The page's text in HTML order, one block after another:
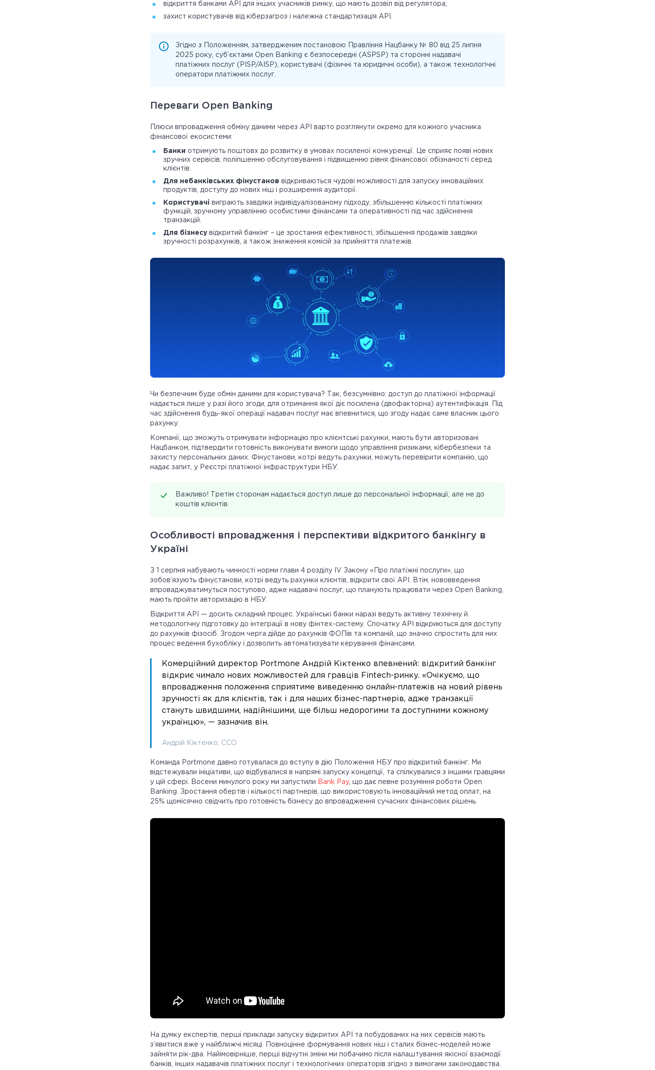
відкриття банками API для інших учасників ринку, що мають дозвіл від регулятора;
захист користувачів від кіберзагроз і належна стандартизація API.
Згідно з Положенням, затвердженим постановою Правління Нацбанку № 80 від 25 липня
2025 року, суб’єктами Open Banking є безпосередні (ASPSP) та сторонні надавачі
платіжних послуг (PISP/AISP), користувачі (фізичні та юридичні особи), а також технологічні
оператори платіжних послуг.
Переваги Open Banking
Плюси впровадження обміну даними через API варто розглянути окремо для кожного учасника
фінансової екосистеми:
Банки отримують поштовх до розвитку в умовах посиленої конкуренції. Це сприяє появі нових
зручних сервісів, поліпшенню обслуговування і підвищенню рівня фінансової обізнаності серед
клієнтів.
Для небанківських фінустанов відкриваються чудові можливості для запуску інноваційних
продуктів, доступу до нових ніш і розширення аудиторії.
Користувачі виграють завдяки індивідуалізованому підходу, збільшенню кількості платіжних
функцій, зручному управлінню особистими фінансами та оперативності під час здійснення
транзакцій.
Для бізнесу відкритий банкінг – це зростання ефективності, збільшення продажів завдяки
зручності розрахунків, а також зниження комісій за прийняття платежів.
Чи безпечним буде обмін даними для користувача? Так, безсумнівно: доступ до платіжної інформації
надається лише у разі його згоди, для отримання якої діє посилена (двофакторна) аутентифікація. Під
час здійснення будь-якої операції надавач послуг має впевнитися, що згоду надає саме власник цього
рахунку.
Компанії, що зможуть отримувати інформацію про клієнтські рахунки, мають бути авторизовані
Нацбанком, підтвердити готовність виконувати вимоги щодо управління ризиками, кібербезпеки та
захисту персональних даних. Фінустанови, котрі ведуть рахунки, можуть перевірити компанію, що
надає запит, у Реєстрі платіжної інфраструктури НБУ.
Важливо! Третім сторонам надається доступ лише до персональної інформації, але не до
коштів клієнтів.
Особливості впровадження і перспективи відкритого банкінгу в
Україні
З 1 серпня набувають чинності норми глави 4 розділу IV Закону «Про платіжні послуги», що
зобов’язують фінустанови, котрі ведуть рахунки клієнтів, відкрити свої API. Втім, нововведення
впроваджуватимуться поступово, адже надавачі послуг, що планують працювати через Open Banking,
мають пройти авторизацію в НБУ.
Відкриття API — досить складний процес. Українські банки наразі ведуть активну технічну й
методологічну підготовку до інтеграції в нову фінтех-систему. Спочатку API відкриються для доступу
до рахунків фізосіб. Згодом черга дійде до рахунків ФОПів та компаній, що значно спростить для них
процес ведення бухобліку і дозволить автоматизувати керування фінансами.
Комерційний директор Portmone Андрій Кіктенко впевнений: відкритий банкінг
відкриє чимало нових можливостей для гравців Fintech-ринку. «Очікуємо, що
впровадження положення сприятиме виведенню онлайн-платежів на новий рівень
зручності як для клієнтів, так і для наших бізнес-партнерів, адже транзакції
стануть швидшими, надійнішими, ще більш недорогими та доступними кожному
українцю», — зазначив він.
Андрій Кіктенко, CCO
Команда Portmone давно готувалася до вступу в дію Положення НБУ про відкритий банкінг. Ми
відстежували ініціативи, що відбувалися в напрямі запуску концепції, та спілкувалися з іншими гравцями
у цій сфері. Восени минулого року ми запустили
Bank Pay, що дає певне розуміння роботи Open
Banking. Зростання обертів і кількості партнерів, що використовують інноваційний метод оплат, на
25% щомісячно свідчить про готовність бізнесу до впровадження сучасних фінансових рішень.
На думку експертів, перші приклади запуску відкритих API та побудованих на них сервісів мають
з’явитися вже у найближчі місяці. Повноцінне формування нових ніш і сталих бізнес-моделей може
зайняти рік-два. Найімовірніше, перші відчутні зміни ми побачимо після налаштування якісної взаємодії
банків, інших надавачів платіжних послуг і технологічних операторів згідно з вимогами законодавства.